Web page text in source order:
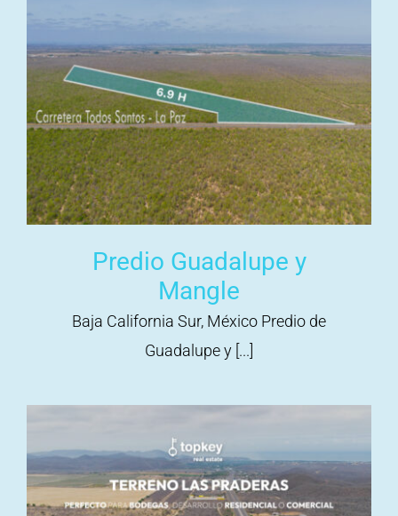
Predio Guadalupe y
Mangle
Baja California Sur, México Predio de
Guadalupe y [...]